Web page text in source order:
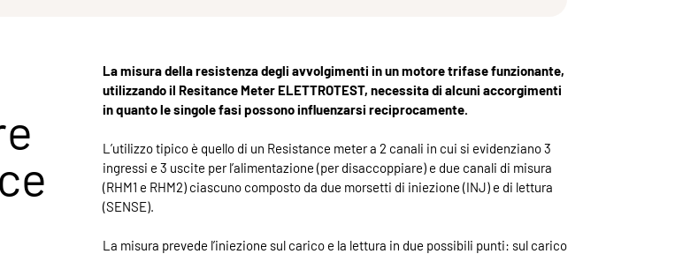
La misura della resistenza degli avvolgimenti in un motore trifase funzionante,
utilizzando il Resitance Meter ELETTROTEST, necessita di alcuni accorgimenti
in quanto le singole fasi possono influenzarsi reciprocamente.
L’utilizzo tipico è quello di un Resistance meter a 2 canali in cui si evidenziano 3
ingressi e 3 uscite per l’alimentazione (per disaccoppiare) e due canali di misura
(RHM1 e RHM2) ciascuno composto da due morsetti di iniezione (INJ) e di lettura
(SENSE).
La misura prevede l’iniezione sul carico e la lettura in due possibili punti: sul carico